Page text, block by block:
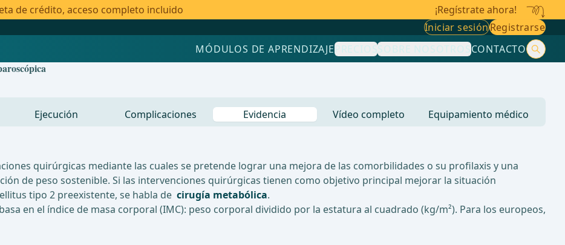
de crédito, acceso completo incluido ¡Regístrate ahora!
Iniciar sesiónRegistrarse
MÓDULOS DE APRENDIZAJEPRECIOSSOBRE NOSOTROSCONTACTO
Ejecución Complicaciones Evidencia Vídeo completo Equipamiento médico
quirúrgicas mediante las cuales se pretende lograr una mejora de las comorbilidades o su profilaxis y una
de peso sostenible. Si las intervenciones quirúrgicas tienen como objetivo principal mejorar la situación
tipo 2 preexistente, se habla de cirugía metabólica.
en el índice de masa corporal (IMC): peso corporal dividido por la estatura al cuadrado (kg/m²). Para los europeos,